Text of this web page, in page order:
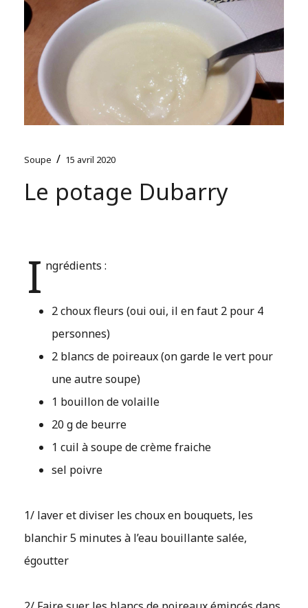
Soupe / 15 avril 2020
Le potage Dubarry
I ngrédients :
2 choux fleurs (oui oui, il en faut 2 pour 4
personnes)
2 blancs de poireaux (on garde le vert pour
une autre soupe)
1 bouillon de volaille
20 g de beurre
1 cuil à soupe de crème fraiche
sel poivre
1/ laver et diviser les choux en bouquets, les
blanchir 5 minutes à l’eau bouillante salée,
égoutter